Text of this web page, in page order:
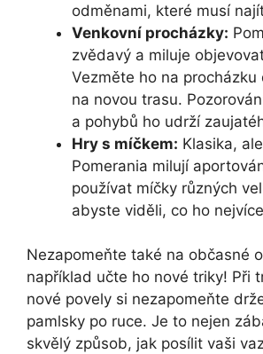
odměnami, které musí
Venkovní procházky:
zvědavý a miluje
Vezměte ho na
na novou trasu.
a pohybů ho udrží
Hry s míčkem: Klasika,
Pomerania milují
používat míčky různých
abyste viděli, co ho
Nezapomeňte také na občasné
například učte ho nové triky! Při
nové povely si nezapomeňte
pamlsky po ruce. Je to nejen
skvělý způsob, jak posílit vaši